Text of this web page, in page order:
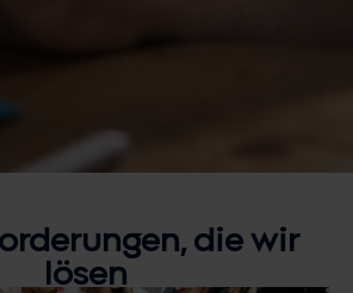
die wir
lösen